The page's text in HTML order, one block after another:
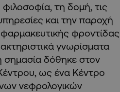
τη δομή, τις
και την παροχή
φροντίδας
γνωρίσματα
σημασία δόθηκε στον
ως ένα Κέντρο
νεφρολογικών